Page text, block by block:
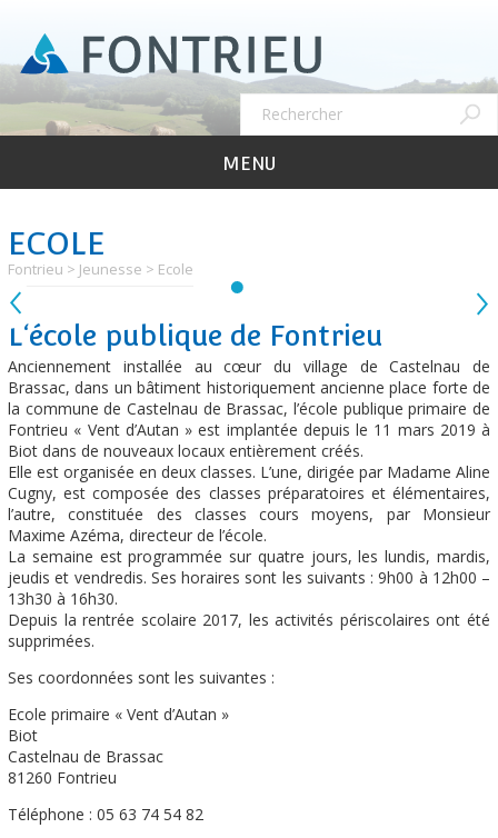
contenu
principal
Rechercher
MENU
ECOLE
Fontrieu Jeunesse Ecole
L‘école publique de Fontrieu
Anciennement installée au cœur du village de Castelnau de
Brassac, dans un bâtiment historiquement ancienne place forte de
la commune de Castelnau de Brassac, l’école publique primaire de
Fontrieu « Vent d’Autan » est implantée depuis le 11 mars 2019 à
Biot dans de nouveaux locaux entièrement créés.
Elle est organisée en deux classes. L’une, dirigée par Madame Aline
Cugny, est composée des classes préparatoires et élémentaires,
l’autre, constituée des classes cours moyens, par Monsieur
Maxime Azéma, directeur de l’école.
La semaine est programmée sur quatre jours, les lundis, mardis,
jeudis et vendredis. Ses horaires sont les suivants : 9h00 à 12h00 –
13h30 à 16h30.
Depuis la rentrée scolaire 2017, les activités périscolaires ont été
supprimées.
Ses coordonnées sont les suivantes :
Ecole primaire « Vent d’Autan »
Biot
Castelnau de Brassac
81260 Fontrieu
Téléphone : 05 63 74 54 82